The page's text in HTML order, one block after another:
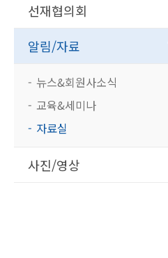
선재협의회
알림/자료
뉴스&회원사소식
교육&세미나
자료실
사진/영상